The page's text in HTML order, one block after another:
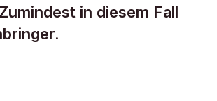
in diesem Fall